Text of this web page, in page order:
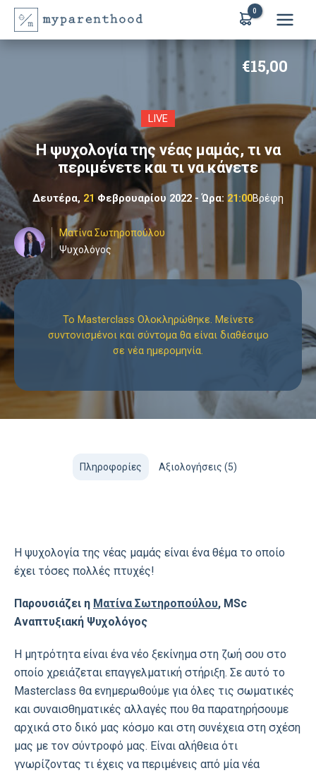
Μετάβαση
περιεχόμενο
€15,00
LIVE
Η ψυχολογία της νέας μαμάς, τι να
περιμένετε και τι να κάνετε
Δευτέρα, 21 Φεβρουαρίου 2022 -Ώρα: 21:00Βρέφη
Ματίνα Σωτηροπούλου
Ψυχολόγος
Το Masterclass Ολοκληρώθηκε. Μείνετε
συντονισμένοι και σύντομα θα είναι διαθέσιμο
σε νέα ημερομηνία.
Πληροφορίες Αξιολογήσεις (5)
Η ψυχολογία της νέας μαμάς είναι ένα θέμα το οποίο
έχει τόσες πολλές πτυχές!
Παρουσιάζει η Ματίνα Σωτηροπούλου, MSc
Αναπτυξιακή Ψυχολόγος
Η μητρότητα είναι ένα νέο ξεκίνημα στη ζωή σου στο
οποίο χρειάζεται επαγγελματική στήριξη. Σε αυτό το
Μasterclass θα ενημερωθούμε για όλες τις σωματικές
και συναισθηματικές αλλαγές που θα παρατηρήσουμε
αρχικά στο δικό μας κόσμο και στη συνέχεια στη σχέση
μας με τον σύντροφό μας. Είναι αλήθεια ότι
γνωρίζοντας τι έχεις να περιμένεις από μία νέα